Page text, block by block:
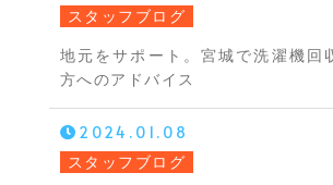
スタッフブログ
地元をサポート。宮城で洗濯機回
方へのアドバイス
2024.01.08
スタッフブログ